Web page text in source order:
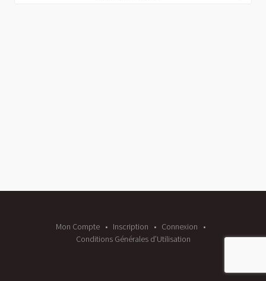
Mon Compte Inscription
Connexion
Conditions Générales d’Utilisation